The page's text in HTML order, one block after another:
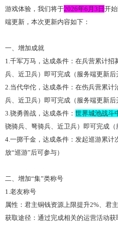
游戏体验，我们将于2026年6 月 3 日 开
端更新 ， 本次更新内容如下：
一、增加成就
1.千军万马，达成条件：在兵营累计
兵、近卫兵）即可完成（服务端更新后
2.当代华佗，达成条件：在伤兵营累
兵、近卫兵）即可完成（服务端更新后
3.骁勇善战，达成条件： 世界城池战斗
骁骑兵、弩骑兵、近卫兵）即可完成（
4.一掷千金，达成条件：发起巡游累计
放“巡游”后可参与）
二、增加“集”类称号
1.老友称号
属性：君主铜钱资源上限提升2%、君
获取途径：通过完成相关的运营活动获